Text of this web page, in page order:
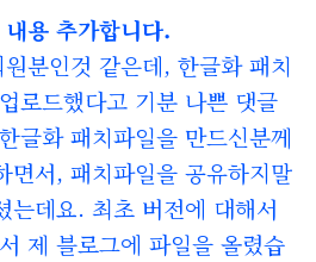
용 추가합니다.
분인것 같은데, 한글화 패치
로드했다고 기분 나쁜 댓글
글화 패치파일을 만드신분께
면서, 패치파일을 공유하지말
는데요. 최초 버전에 대해서
제 블로그에 파일을 올렸습